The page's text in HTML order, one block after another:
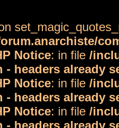
Notice: in file /
- headers already
Notice: in file /
- headers already
Notice: in file /
- headers already